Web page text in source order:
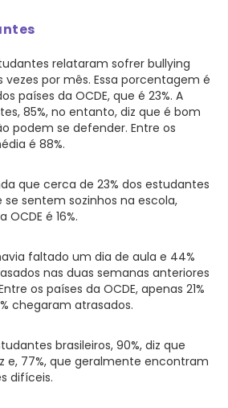
relataram sofrer bullying
por mês. Essa porcentagem é
países da OCDE, que é 23%. A
85%, no entanto, diz que é bom
podem se defender. Entre os
é 88%.
que cerca de 23% dos estudantes
se sentem sozinhos na escola,
é 16%.
faltado um dia de aula e 44%
nas duas semanas anteriores
os países da OCDE, apenas 21%
chegaram atrasados.
brasileiros, 90%, diz que
e, 77%, que geralmente encontram
difíceis.